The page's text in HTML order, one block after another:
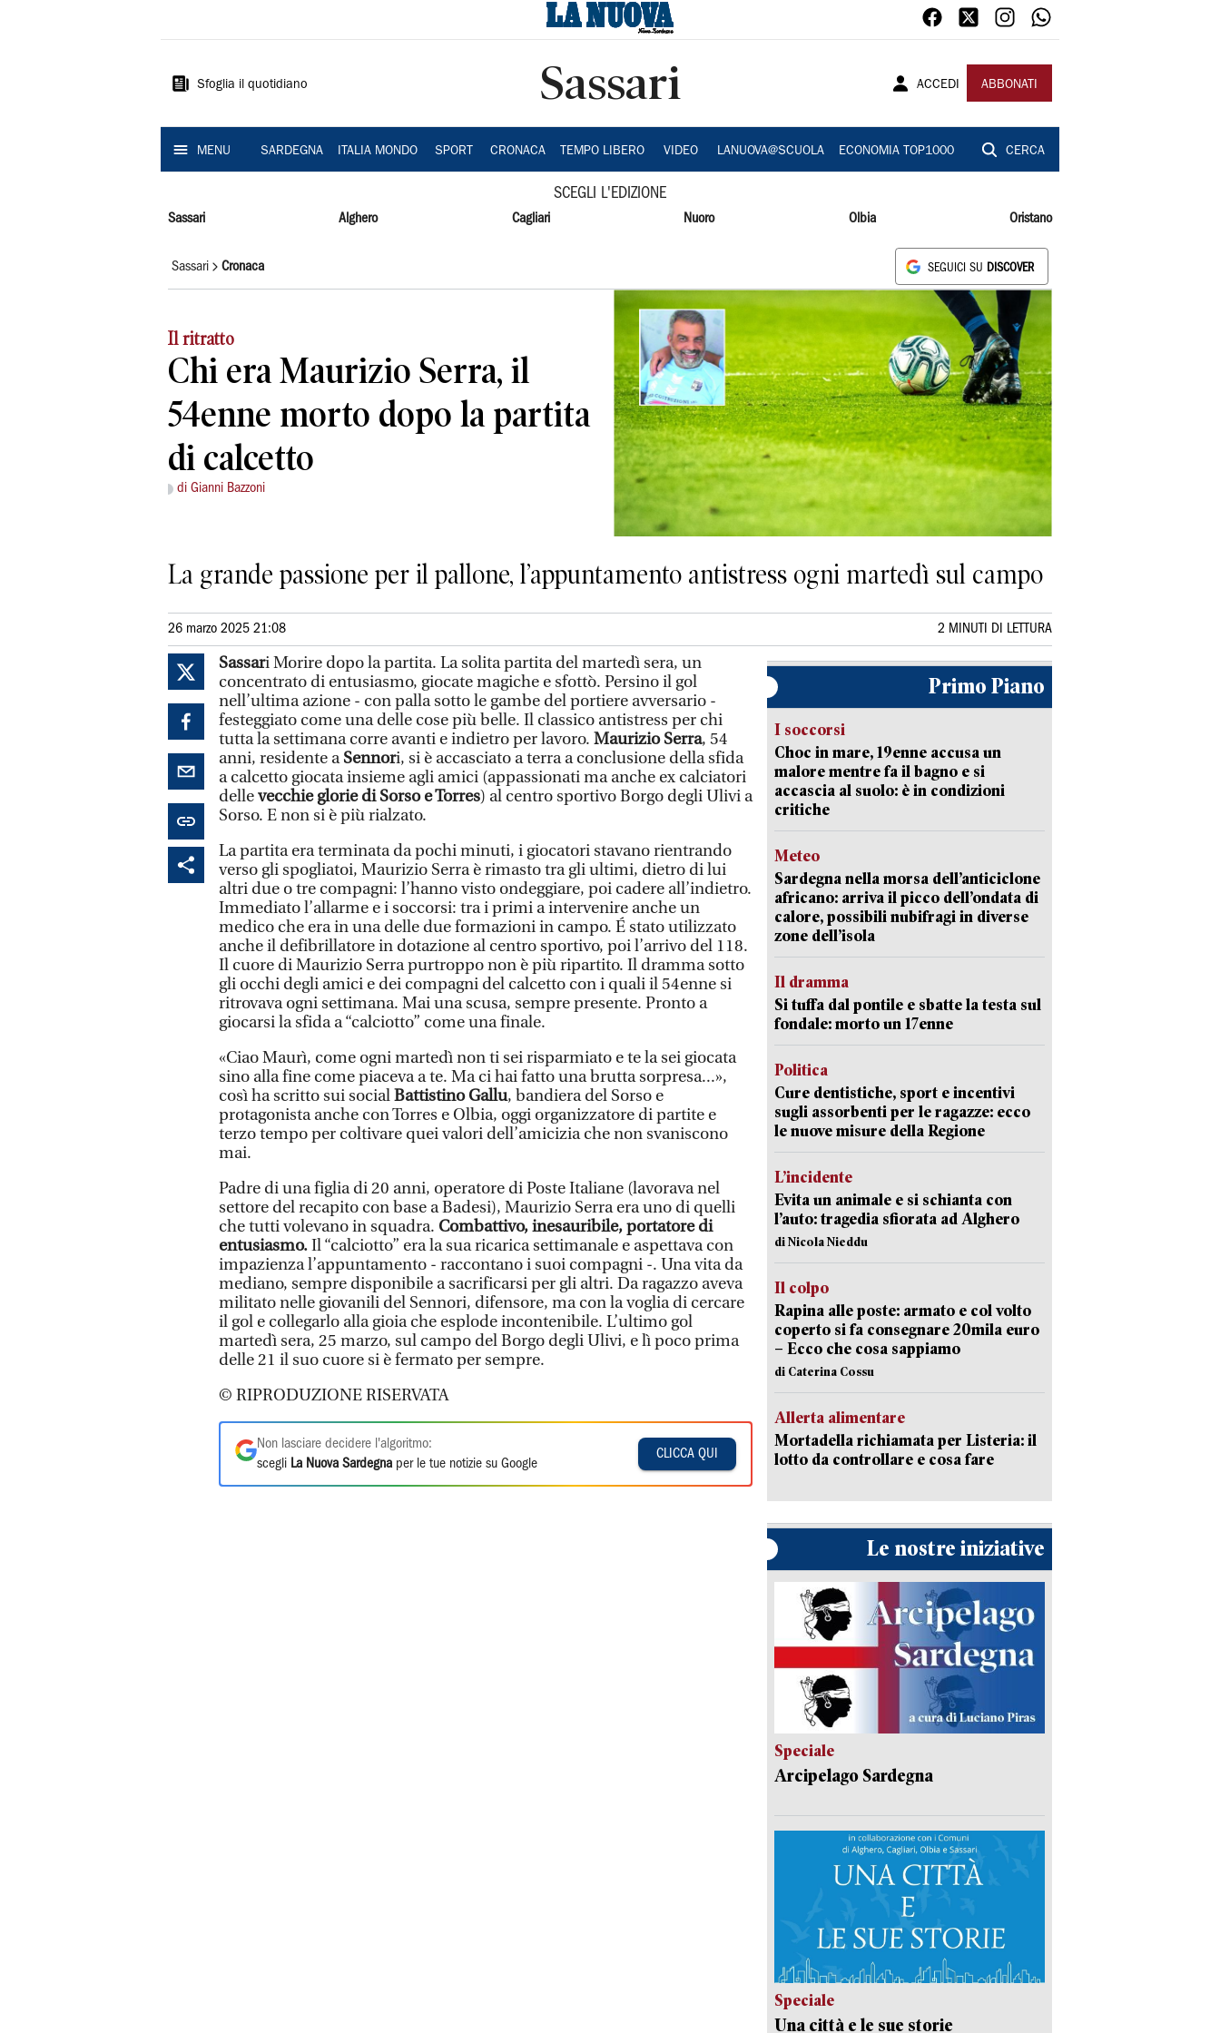
Sardegna
Sfoglia il quotidiano Sassari ACCEDI ABBONATI
MENU SARDEGNA ITALIA MONDO SPORT CRONACA TEMPO LIBERO VIDEO LANUOVA@SCUOLA ECONOMIA TOP1000 CERCA
SCEGLI L'EDIZIONE
Sassari Alghero Cagliari Nuoro Olbia Oristano
Sassari Cronaca SEGUICI SU DISCOVER
Il ritratto
Chi era Maurizio Serra, il
54enne morto dopo la partita
di calcetto
di Gianni Bazzoni
La grande passione per il pallone, l’appuntamento antistress ogni martedì sul campo
26 marzo 2025 21:08 2 MINUTI DI LETTURA
Sassari Morire dopo la partita. La solita partita del martedì sera, un
concentrato di entusiasmo, giocate magiche e sfottò. Persino il gol
nell’ultima azione - con palla sotto le gambe del portiere avversario -
festeggiato come una delle cose più belle. Il classico antistress per chi
tutta la settimana corre avanti e indietro per lavoro. Maurizio Serra, 54
anni, residente aSennori, si è accasciato a terra a conclusione della sfida
a calcetto giocata insieme agli amici (appassionati ma anche ex calciatori
dellevecchie glorie di Sorso e Torres) al centro sportivo Borgo degli Ulivi a
Sorso. E non si è più rialzato.
La partita era terminata da pochi minuti, i giocatori stavano rientrando
verso gli spogliatoi, Maurizio Serra è rimasto tra gli ultimi, dietro di lui
altri due o tre compagni: l’hanno visto ondeggiare, poi cadere all’indietro.
Immediato l’allarme e i soccorsi: tra i primi a intervenire anche un
medico che era in una delle due formazioni in campo. É stato utilizzato
anche il defibrillatore in dotazione al centro sportivo, poi l’arrivo del 118.
Il cuore di Maurizio Serra purtroppo non è più ripartito. Il dramma sotto
gli occhi degli amici e dei compagni del calcetto con i quali il 54enne si
ritrovava ogni settimana. Mai una scusa, sempre presente. Pronto a
giocarsi la sfida a “calciotto” come una finale.
«Ciao Maurì, come ogni martedì non ti sei risparmiato e te la sei giocata
sino alla fine come piaceva a te. Ma ci hai fatto una brutta sorpresa...»,
così ha scritto sui socialBattistino Gallu, bandiera del Sorso e
protagonista anche con Torres e Olbia, oggi organizzatore di partite e
terzo tempo per coltivare quei valori dell’amicizia che non svaniscono
mai.
Padre di una figlia di 20 anni, operatore di Poste Italiane (lavorava nel
settore del recapito con base a Badesi), Maurizio Serra era uno di quelli
che tutti volevano in squadra. Combattivo, inesauribile, portatore di
entusiasmo.Il “calciotto” era la sua ricarica settimanale e aspettava con
impazienza l’appuntamento - raccontano i suoi compagni -. Una vita da
mediano, sempre disponibile a sacrificarsi per gli altri. Da ragazzo aveva
militato nelle giovanili del Sennori, difensore, ma con la voglia di cercare
il gol e collegarlo alla gioia che esplode incontenibile. L’ultimo gol
martedì sera, 25 marzo, sul campo del Borgo degli Ulivi, e lì poco prima
delle 21 il suo cuore si è fermato per sempre.
© RIPRODUZIONE RISERVATA
Non lasciare decidere l'algoritmo:
scegli La Nuova Sardegna per le tue notizie su Google
CLICCA QUI
Primo Piano
I soccorsi
Choc in mare, 19enne accusa un
malore mentre fa il bagno e si
accascia al suolo: è in condizioni
critiche
Meteo
Sardegna nella morsa dell’anticiclone
africano: arriva il picco dell’ondata di
calore, possibili nubifragi in diverse
zone dell’isola
Il dramma
Si tuffa dal pontile e sbatte la testa sul
fondale: morto un 17enne
Politica
Cure dentistiche, sport e incentivi
sugli assorbenti per le ragazze: ecco
le nuove misure della Regione
L’incidente
Evita un animale e si schianta con
l’auto: tragedia sfiorata ad Alghero
di Nicola Nieddu
Il colpo
Rapina alle poste: armato e col volto
coperto si fa consegnare 20mila euro
– Ecco che cosa sappiamo
di Caterina Cossu
Allerta alimentare
Mortadella richiamata per Listeria: il
lotto da controllare e cosa fare
Le nostre iniziative
Speciale
Arcipelago Sardegna
Speciale
Una città e le sue storie